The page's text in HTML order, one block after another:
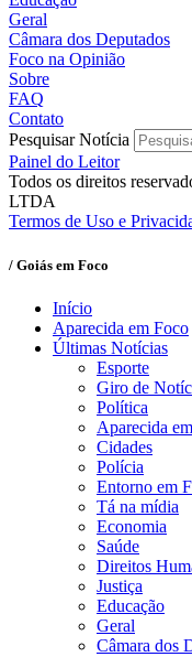
Geral
Câmara dos Deputados
Foco na Opinião
Sobre
FAQ
Contato
Pesquisar Notícia
Painel do Leitor
Todos os direitos
LTDA
Termos de Uso e
/ Goiás em Foco
Início
Aparecida em Foco
Últimas Notícias
Esporte
Giro de
Política
Aparecida
Cidades
Polícia
Entorno em
Tá na mídia
Economia
Saúde
Direitos
Justiça
Educação
Geral
Câmara dos